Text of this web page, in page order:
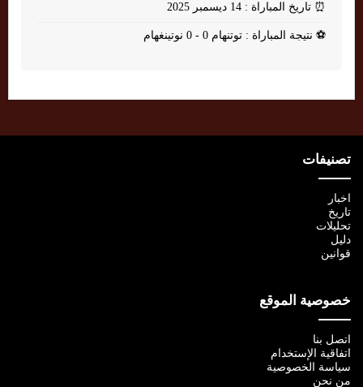
⏰ تاريخ المباراة : 14 ديسمبر 2025
⚽ نتيجة المباراة : توتنهام 0 - 0 نوتينغهام
تصنيفات
اخبار
تاريخ
تحليلات
دليل
قوانين
خصوصية الموقع
اتصل بنا
اتفاقية الإستخدام
سياسة الخصوصية
من نحن